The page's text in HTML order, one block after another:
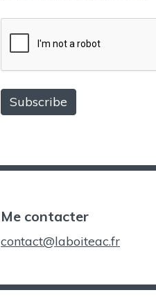
Me contacter
contact@laboiteac.fr